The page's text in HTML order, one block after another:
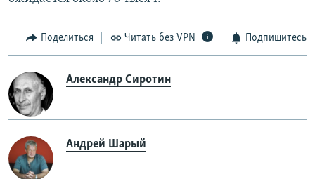
Поделиться Читать без VPN Подпишитесь
Александр Сиротин
Андрей Шарый